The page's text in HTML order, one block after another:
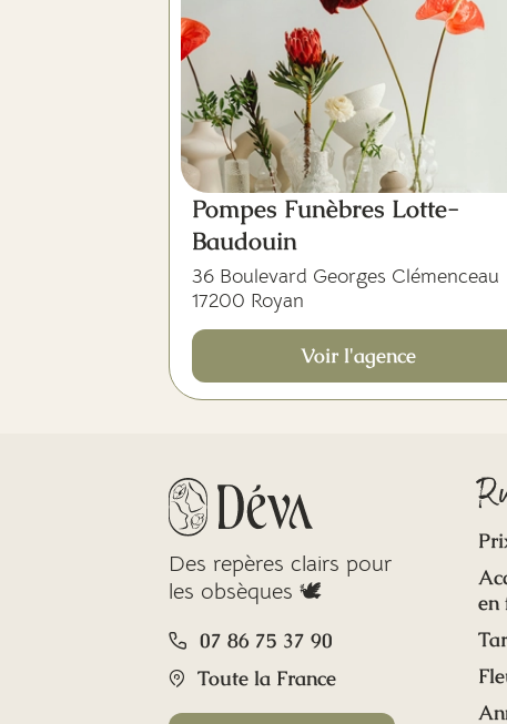
Pompes Funèbres Lotte-
Baudouin
36 Boulevard Georges Clémenceau
17200 Royan
Voir l'agence
Des repères clairs pour
les obsèques 🕊️
07 86 75 37 90
Toute la France
en